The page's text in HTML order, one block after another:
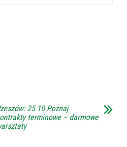
25.10 Poznaj
terminowe – darmowe